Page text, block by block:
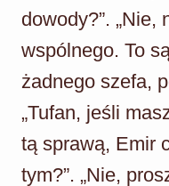
dowody?”. „Nie,
wspólnego. To
żadnego szefa,
„Tufan, jeśli
tą sprawą, Emir
tym?”. „Nie,